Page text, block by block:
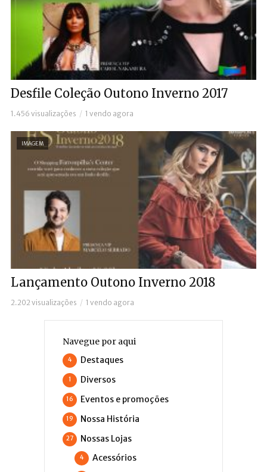
Desfile Coleção Outono Inverno 2017
1.456 visualizações 1 vendo agora
IMAGEM
Lançamento Outono Inverno 2018
2.202 visualizações 1 vendo agora
Navegue por aqui
Destaques
4
Diversos
1
Eventos e promoções
16
Nossa História
19
Nossas Lojas
27
Acessórios
4